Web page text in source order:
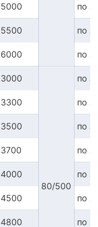
5000 по
5500 по
6000 по
3000
80/500
по
3300 по
3500 по
3700 по
4000 по
4500 по
4800 по